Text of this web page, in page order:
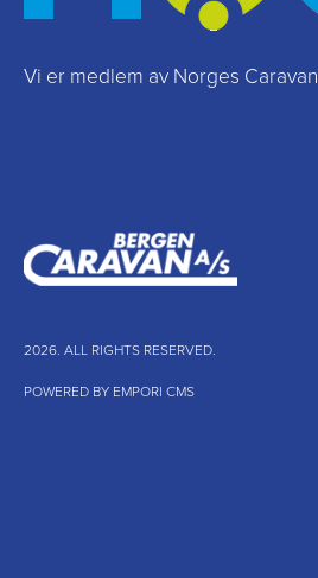
Vi er medlem av Norges
2026. ALL RIGHTS RESERVED.
POWERED BY EMPORI CMS